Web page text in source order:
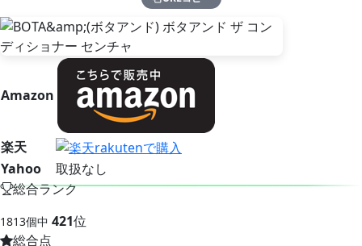
Amazon
楽天
Yahoo
取扱なし
総合ランク
1813個中 421位
総合点